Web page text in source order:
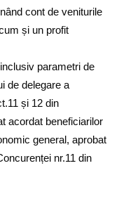
cont de veniturile
și un profit
parametri de
de delegare a
și 12 din
acordat beneficiarilor
general, aprobat
nr.11 din